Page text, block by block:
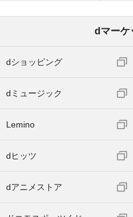
dマーケ
dショッピング
dミュージック
Lemino
dヒッツ
dアニメストア